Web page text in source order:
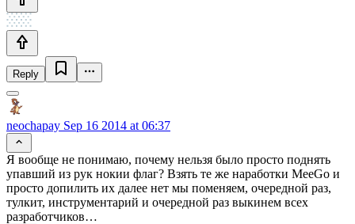
Reply
neochapay Sep 16 2014 at 06:37
Я вообще не понимаю, почему нельзя было просто поднять
упавший из рук нокии флаг? Взять те же наработки MeeGo и
просто допилить их далее нет мы поменяем, очередной раз,
тулкит, инструментарий и очередной раз выкинем всех
разработчиков…